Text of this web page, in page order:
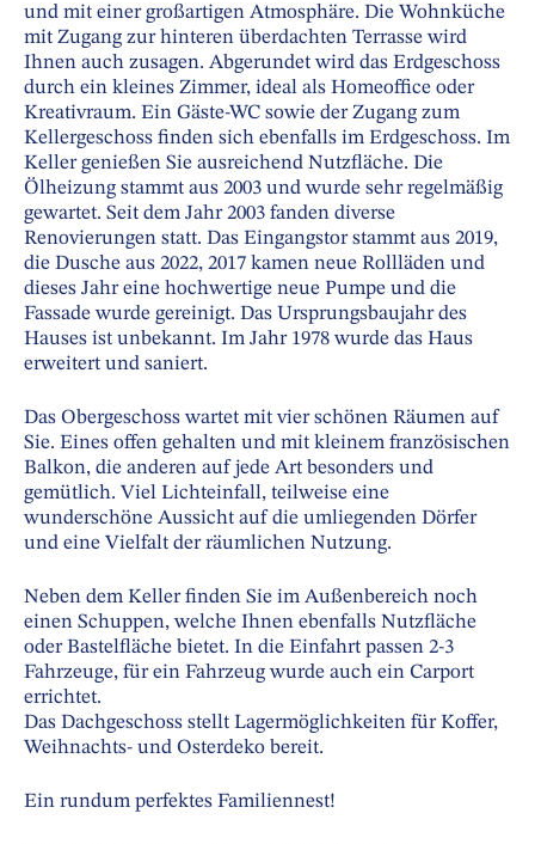
und mit einer großartigen Atmosphäre. Die Wohnküche
mit Zugang zur hinteren überdachten Terrasse wird
Ihnen auch zusagen. Abgerundet wird das Erdgeschoss
durch ein kleines Zimmer, ideal als Homeoffice oder
Kreativraum. Ein Gäste-WC sowie der Zugang zum
Kellergeschoss finden sich ebenfalls im Erdgeschoss. Im
Keller genießen Sie ausreichend Nutzfläche. Die
Ölheizung stammt aus 2003 und wurde sehr regelmäßig
gewartet. Seit dem Jahr 2003 fanden diverse
Renovierungen statt. Das Eingangstor stammt aus 2019,
die Dusche aus 2022, 2017 kamen neue Rollläden und
dieses Jahr eine hochwertige neue Pumpe und die
Fassade wurde gereinigt. Das Ursprungsbaujahr des
Hauses ist unbekannt. Im Jahr 1978 wurde das Haus
erweitert und saniert.
Das Obergeschoss wartet mit vier schönen Räumen auf
Sie. Eines offen gehalten und mit kleinem französischen
Balkon, die anderen auf jede Art besonders und
gemütlich. Viel Lichteinfall, teilweise eine
wunderschöne Aussicht auf die umliegenden Dörfer
und eine Vielfalt der räumlichen Nutzung.
Neben dem Keller finden Sie im Außenbereich noch
einen Schuppen, welche Ihnen ebenfalls Nutzfläche
oder Bastelfläche bietet. In die Einfahrt passen 2-3
Fahrzeuge, für ein Fahrzeug wurde auch ein Carport
errichtet.
Das Dachgeschoss stellt Lagermöglichkeiten für Koffer,
Weihnachts- und Osterdeko bereit.
Ein rundum perfektes Familiennest!